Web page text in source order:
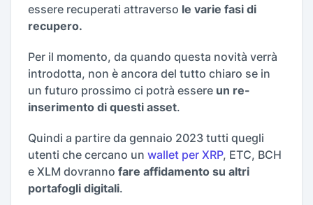
essere recuperati attraverso le varie fasi di
recupero.
Per il momento, da quando questa novità verrà
introdotta, non è ancora del tutto chiaro se in
un futuro prossimo ci potrà essere un re-
inserimento di questi asset.
Quindi a partire da gennaio 2023 tutti quegli
utenti che cercano un wallet per XRP, ETC, BCH
e XLM dovranno fare affidamento su altri
portafogli digitali.